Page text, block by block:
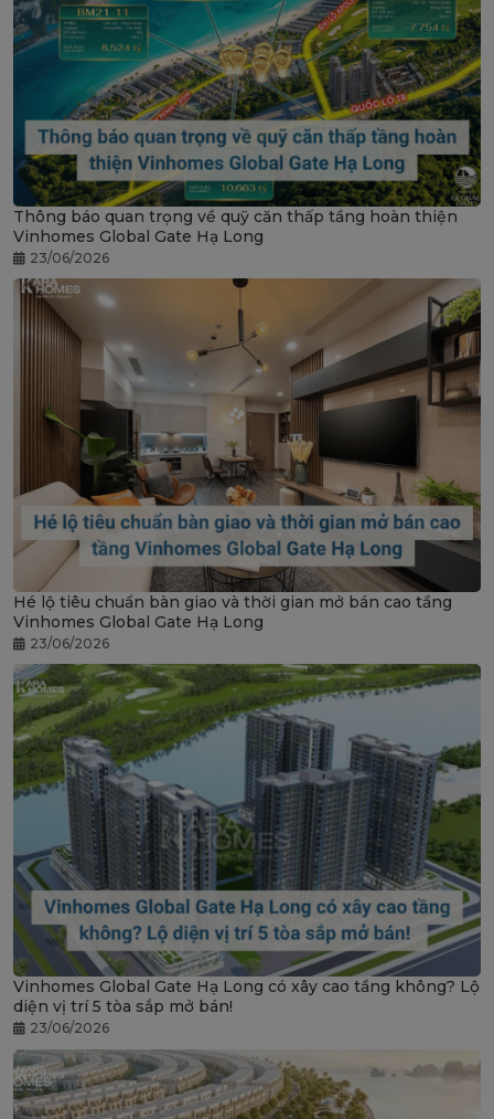
Thông báo quan trọng về quỹ căn thấp tầng hoàn thiện
Vinhomes Global Gate Hạ Long
23/06/2026
Hé lộ tiêu chuẩn bàn giao và thời gian mở bán cao tầng
Vinhomes Global Gate Hạ Long
23/06/2026
Vinhomes Global Gate Hạ Long có xây cao tầng không? Lộ
diện vị trí 5 tòa sắp mở bán!
23/06/2026